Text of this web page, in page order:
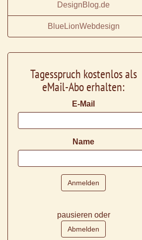
DesignBlog.de
BlueLionWebdesign
Tagesspruch kostenlos als
eMail-Abo erhalten:
E-Mail
Name
pausieren oder